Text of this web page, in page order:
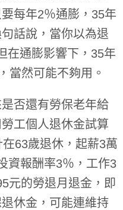
每年2％通膨，35年
話說，當你以為退
在通膨影響下，35年
當然可能不夠用。
否還有勞保老年給
工個人退休金試算
63歲退休，起薪3萬
資報酬率3％，工作3
元的勞退月退金，即
休金，可能連維持